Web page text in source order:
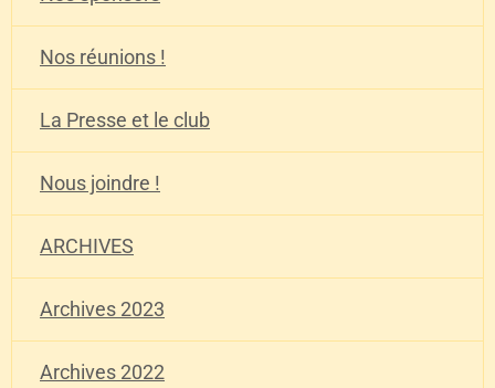
Nos réunions !
La Presse et le club
Nous joindre !
ARCHIVES
Archives 2023
Archives 2022